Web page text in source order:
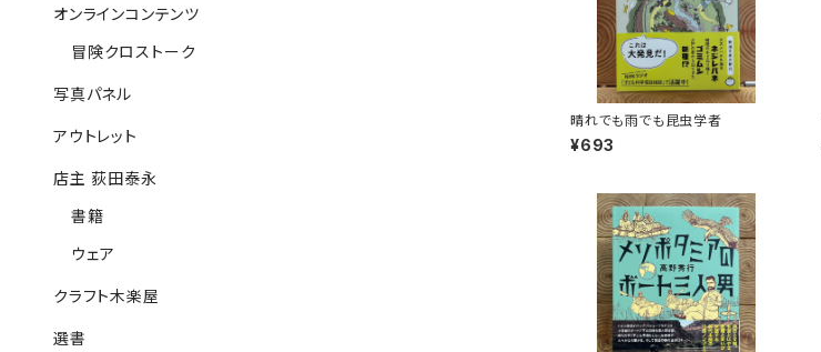
晴れでも雨でも昆虫学者
¥693
オンラインコンテンツ
冒険クロストーク
写真パネル
アウトレット
店主 荻田泰永
書籍
ウェア
クラフト木楽屋
選書